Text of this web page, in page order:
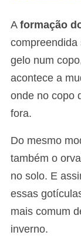
A formação
compreendida
gelo num
acontece a
onde no copo
fora.
Do mesmo
também o
no solo. E
essas
mais comum
inverno.